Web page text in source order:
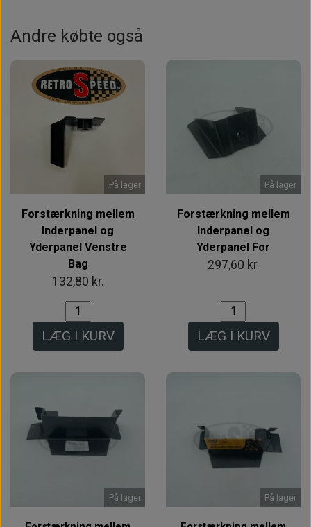
Andre købte også
På lager
Forstærkning mellem
Inderpanel og
Yderpanel Venstre
Bag
132,80 kr.
LÆG I KURV
På lager
Forstærkning mellem
Inderpanel og
Yderpanel For
297,60 kr.
LÆG I KURV
På lager På lager